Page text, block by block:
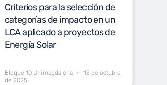
Criterios para la selección de
categorías de impacto en un
LCA aplicado a proyectos de
Energía Solar
Bloque 10 Unimagdalena
15 de octubre
de 2025